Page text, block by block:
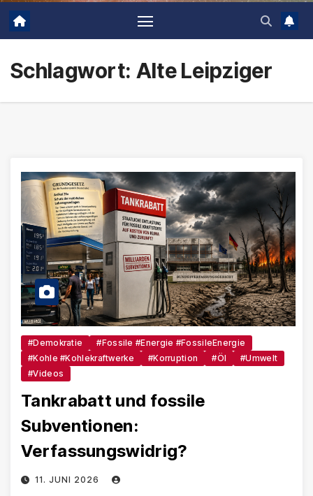
Schlagwort: Alte Leipziger
#Demokratie
#Fossile #Energie #FossileEnergie
#Kohle #Kohlekraftwerke
#Korruption #Öl
#Umwelt
#Videos
Tankrabatt und fossile
Subventionen:
Verfassungswidrig?
11. JUNI 2026